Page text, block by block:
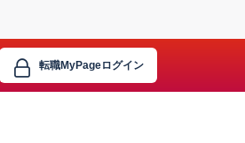
転職MyPageログイン